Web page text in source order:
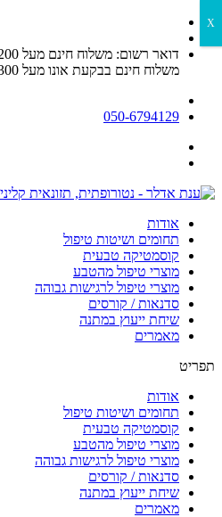
דלג
לתוכן
דואר רשום: משלוח חינם מעל 200 ש"ח
משלוח חינם בבקעת אונו מעל 300 ש"ח
050-6794129
אודות
תחומים ושיטות טיפול
קוסמטיקה טבעית
מוצרי טיפול מהטבע
מוצרי טיפול לרגישות גבוהה
סדנאות / קורסים
שיחת ייעוץ במתנה
מאמרים
תפריט
אודות
תחומים ושיטות טיפול
קוסמטיקה טבעית
מוצרי טיפול מהטבע
מוצרי טיפול לרגישות גבוהה
סדנאות / קורסים
שיחת ייעוץ במתנה
מאמרים
X